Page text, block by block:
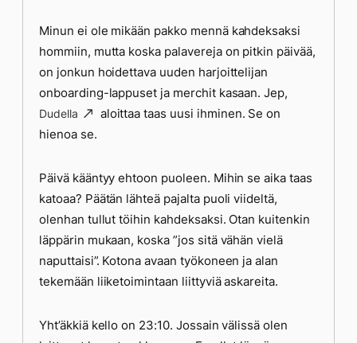
Minun ei ole mikään pakko mennä kahdeksaksi
hommiin, mutta koska palavereja on pitkin päivää,
on jonkun hoidettava uuden harjoittelijan
onboarding-lappuset ja merchit kasaan. Jep,
Dudella
aloittaa taas uusi ihminen. Se on
hienoa se.
Päivä kääntyy ehtoon puoleen. Mihin se aika taas
katoaa? Päätän lähteä pajalta puoli viideltä,
olenhan tullut töihin kahdeksaksi. Otan kuitenkin
läppärin mukaan, koska ”jos sitä vähän vielä
naputtaisi”. Kotona avaan työkoneen ja alan
tekemään liiketoimintaan liittyviä askareita.
Yht’äkkiä kello on 23:10. Jossain välissä olen